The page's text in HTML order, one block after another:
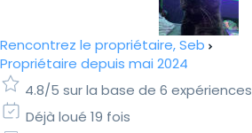
Rencontrez le propriétaire, Seb
Propriétaire depuis mai 2024
4.8/5 sur la base de 6 expériences
Déjà loué 19 fois